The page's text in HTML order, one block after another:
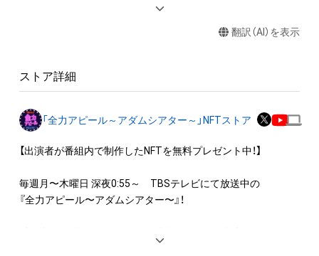
◆本アイテムに関する注意事項
ロゴ等を含みますがこれらに限られません。)にかかる知的財産
権(著作権、特許権、実用新案権、商標権、意匠権その他の知的財
産権(それらの権利を取得し、又はそれらの権利につき登録等を
作権を有する方、著作隣接権の権利者またはその管理委託を受
けている者によって保護されています。そのため、本アイテム
・本アイテムの著作権を有する方、著作隣接権の権利者またはそ
翻訳（AI）を表示
ストア詳細
「全力アピール～アダムシアター～」NFTストア
【出演者が番組内で制作したNFTを無料プレゼント中！】
毎週月〜木曜日 深夜0:55～　TBSテレビにて放送中の
『全力アピール〜アダムシアター〜』！